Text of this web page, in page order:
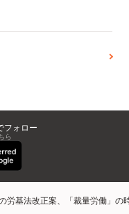
フォロー
ら
労基法改正案、「裁量労働」